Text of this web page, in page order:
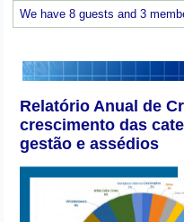
We have 8 guests and 3
Relatório Anual de
crescimento das
gestão e assédios